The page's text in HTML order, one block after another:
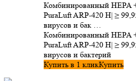
Комбинированный HEPA
PuraLuft ARP-420 H| ≥
вирусов и бак …
Комбинированный HEPA
PuraLuft ARP-420 H| ≥
вирусов и бактерий
Купить в 1 кликКупить